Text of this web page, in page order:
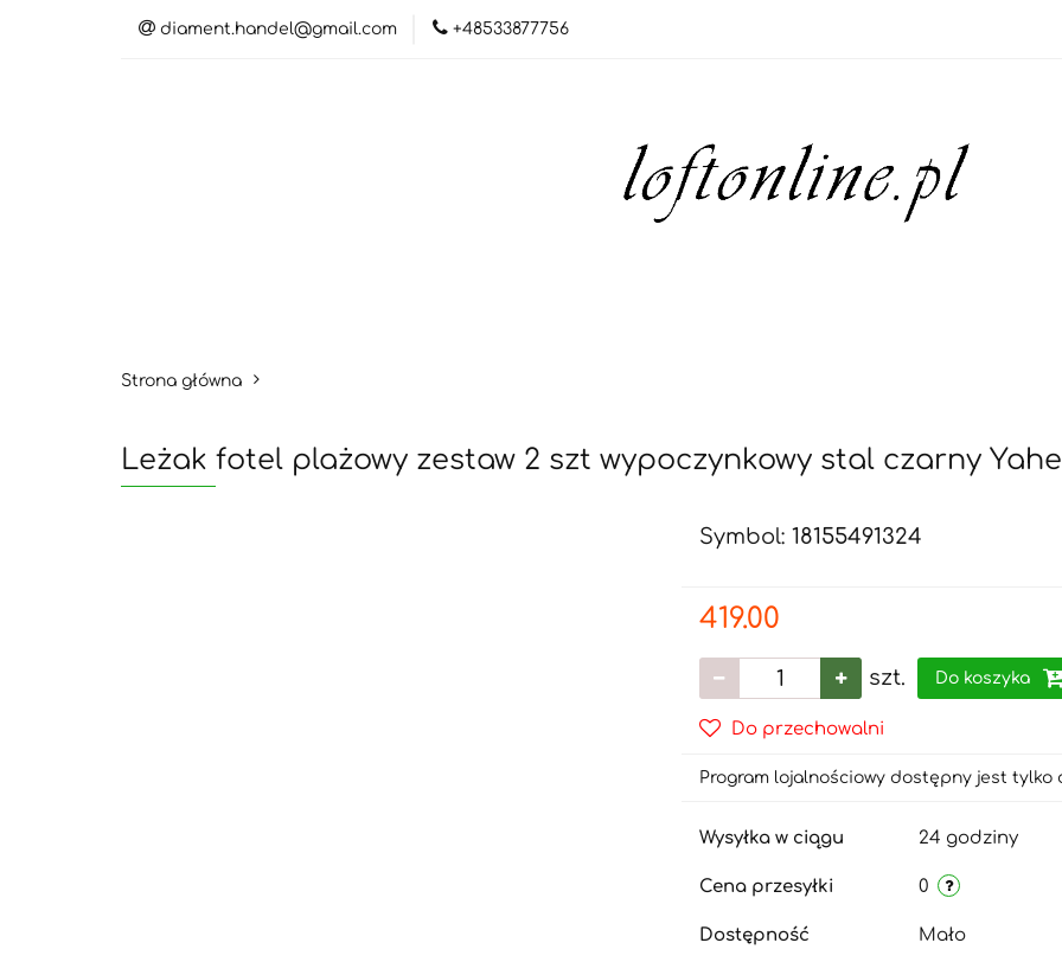
diament.handel@gmail.com +48533877756
Strona główna
Leżak fotel plażowy zestaw 2 szt wypoczynkowy stal czarny
Symbol: 18155491324
419.00
szt. Do koszyka
Do przechowalni
Program lojalnościowy dostępny jest tylko
Wysyłka w ciągu 24 godziny
Cena przesyłki 0
Dostępność Mało